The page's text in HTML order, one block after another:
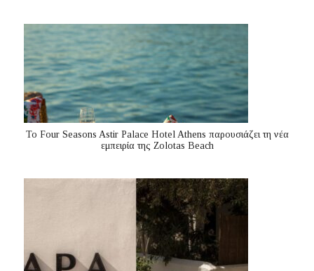
Το Four Seasons Astir Palace Hotel Athens παρουσιάζει τη νέα
εμπειρία της Zolotas Beach